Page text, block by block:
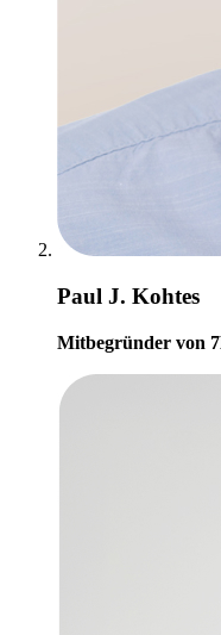
Paul J. Kohtes
Mitbegründer von